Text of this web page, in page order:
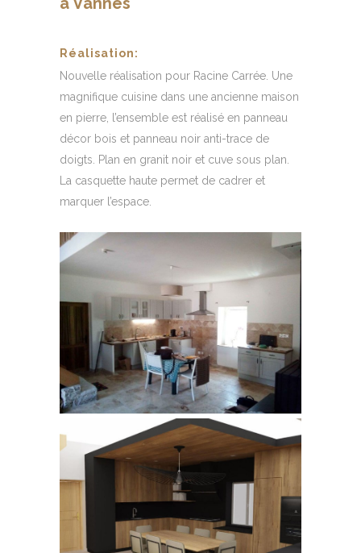
Réalisation:
Nouvelle réalisation pour Racine Carrée. Une
magnifique cuisine dans une ancienne maison
en pierre, l’ensemble est réalisé en panneau
décor bois et panneau noir anti-trace de
doigts. Plan en granit noir et cuve sous plan.
La casquette haute permet de cadrer et
marquer l’espace.